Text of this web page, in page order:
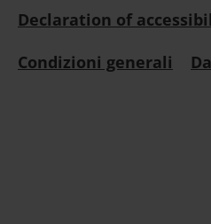
Declaration of
Condizioni generali